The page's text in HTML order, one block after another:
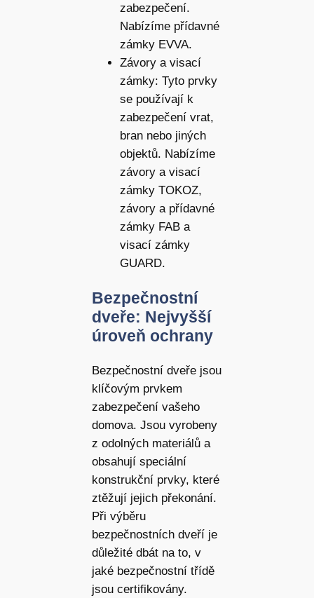
zabezpečení.
Nabízíme přídavné
zámky EVVA.
Závory a visací
zámky: Tyto prvky
se používají k
zabezpečení vrat,
bran nebo jiných
objektů. Nabízíme
závory a visací
zámky TOKOZ,
závory a přídavné
zámky FAB a
visací zámky
GUARD.
Bezpečnostní
dveře: Nejvyšší
úroveň ochrany
Bezpečnostní dveře jsou
klíčovým prvkem
zabezpečení vašeho
domova. Jsou vyrobeny
z odolných materiálů a
obsahují speciální
konstrukční prvky, které
ztěžují jejich překonání.
Při výběru
bezpečnostních dveří je
důležité dbát na to, v
jaké bezpečnostní třídě
jsou certifikovány.